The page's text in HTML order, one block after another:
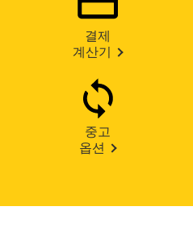
결제
계산기
중고
옵션